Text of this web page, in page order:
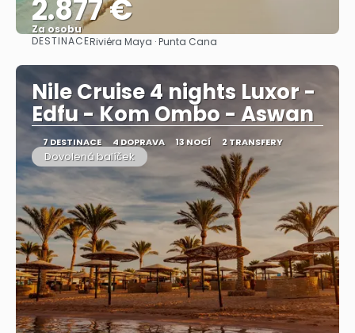
2.877 €
Za osobu
Zobrazit
DESTINACERiviéra Maya · Punta Cana
Nile Cruise 4 nights Luxor -
Edfu - Kom Ombo - Aswan
7 DESTINACE 4 DOPRAVA 13 NOCÍ 2 TRANSFERY
Dovolená balíček